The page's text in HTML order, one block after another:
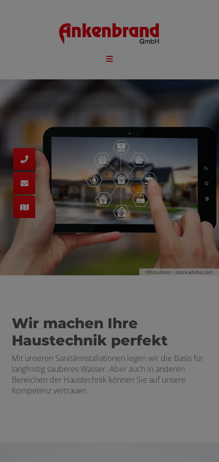
©ltstudiooo - stock.adobe.com
Wir machen Ihre
Haustechnik perfekt
Mit unseren Sanitärinstallationen legen wir die Basis für
langfristig sauberes Wasser. Aber auch in anderen
Bereichen der Haustechnik können Sie auf unsere
Kompetenz vertrauen.
schließen
schließen
öffnen und schließen
und schließen